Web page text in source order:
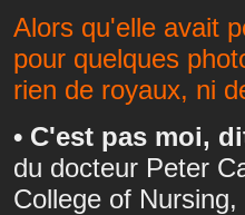
Alors qu'elle avait
pour quelques
rien de royaux, ni
• C'est pas moi,
du docteur Peter
College of